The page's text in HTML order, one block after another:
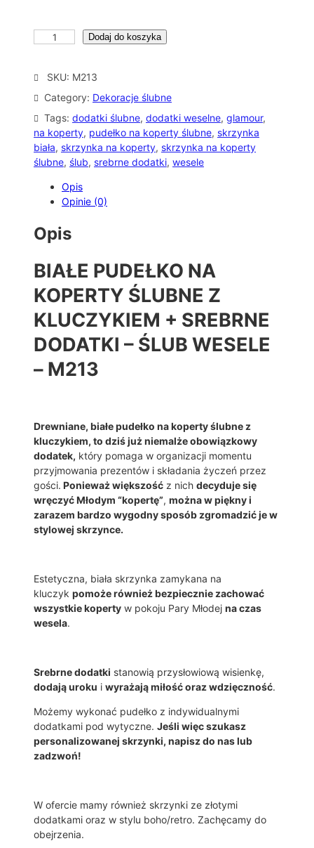
ś
ć
I
A
Ł
E
E
Ł
O
N
A
K
P
R
Ś
L
U
N
E
Z
Y
K
I
+
S
E
B
R
N
O
D
A
Dodaj do koszyka
SKU: M213
Category: Dekoracje ślubne
Tags: dodatki ślubne, dodatki weselne, glamour
na koperty, pudełko na koperty ślubne, skrzynka
biała, skrzynka na koperty, skrzynka na koperty
ślubne, ślub, srebrne dodatki, wesele
Opis
Opinie (0)
Opis
BIAŁE PUDEŁKO NA
KOPERTY ŚLUBNE Z
KLUCZYKIEM + SREBRNE
DODATKI – ŚLUB WESELE
– M213
Drewniane, białe pudełko na koperty ślubne z
kluczykiem, to dziś już niemalże obowiązkowy
dodatek, który pomaga w organizacji momentu
przyjmowania prezentów i składania życzeń przez
gości. Ponieważ większość z nich decyduje się
wręczyć Młodym “kopertę”, można w piękny i
zarazem bardzo wygodny sposób zgromadzić je w
stylowej skrzynce.
Estetyczna, biała skrzynka zamykana na
kluczyk pomoże również bezpiecznie zachować
wszystkie koperty w pokoju Pary Młodej na czas
wesela.
Srebrne dodatki stanowią przysłowiową wisienkę,
dodają uroku i wyrażają miłość oraz wdzięczność.
Możemy wykonać pudełko z indywidualnymi
dodatkami pod wytyczne. Jeśli więc szukasz
personalizowanej skrzynki, napisz do nas lub
zadzwoń!
W ofercie mamy również skrzynki ze złotymi
dodatkami oraz w stylu boho/retro. Zachęcamy do
obejrzenia.